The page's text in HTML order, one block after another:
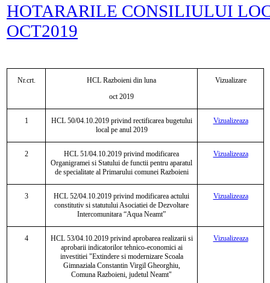
HOTARARILE CONSILIULUI
OCT2019
Nr.crt.
HCL Razboieni din luna
oct 2019
Vizualizare
1 HCL 50/04.10.2019privind rectificarea bugetului
local pe anul 2019
Vizualizeaza
2 HCL 51/04.10.2019 privind modificarea
Organigramei si Statului de functii pentru aparatul
de specialitate al Primarului comunei Razboieni
Vizualizeaza
3 HCL 52/04.10.2019 privind modificarea actului
constitutiv si statutului Asociatiei de Dezvoltare
Intercomunitara “Aqua Neamt”
Vizualizeaza
4
HCL 53/04.10.2019 privind aprobarea realizarii si
aprobarii indicatorilor tehnico-economici ai
investitiei "Extindere si modernizare Scoala
Gimnaziala Constantin Virgil Gheorghiu,
Comuna Razboieni, judetul Neamt"
Vizualizeaza